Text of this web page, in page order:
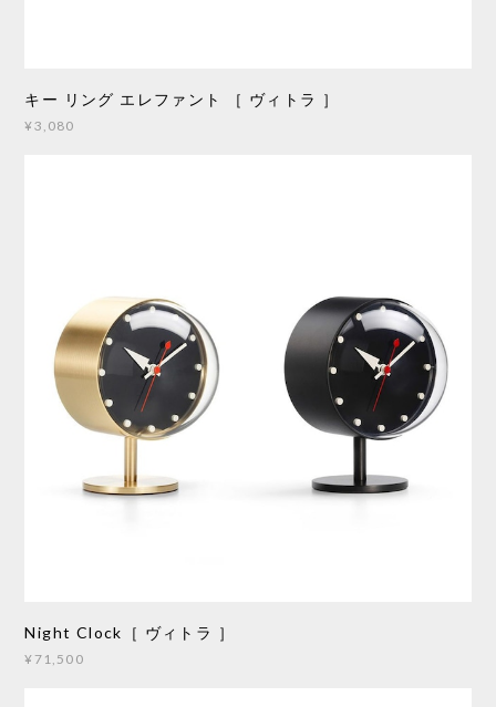
キー リング エレファント ［ ヴィトラ ］
¥3,080
Night Clock［ ヴィトラ ］
¥71,500